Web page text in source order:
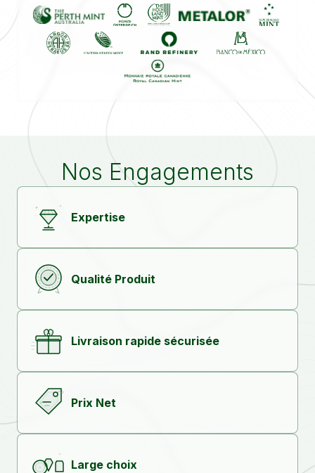
Nos Engagements
Expertise
Qualité Produit
Livraison rapide sécurisée
Prix Net
Large choix